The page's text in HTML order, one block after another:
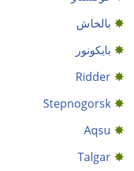
بالخاش
بايكونور
Ridder
Stepnogorsk
Aqsu
Talgar